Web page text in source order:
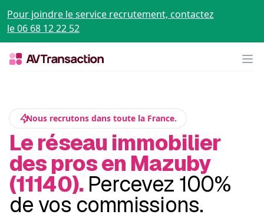
Pour joindre le service recrutement, contactez
le 06 68 12 22 52
Nous recrutons dans toute la France.
Le réseau immobilier
des pros en Mazuby
(11140). Percevez 100%
de vos commissions.